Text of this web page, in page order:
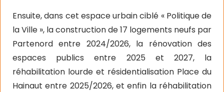
Ensuite, dans cet espace urbain ciblé « Politique de
la Ville », la construction de 17 logements neufs par
Partenord entre 2024/2026, la rénovation des
espaces publics entre 2025 et 2027, la
réhabilitation lourde et résidentialisation Place du
Hainaut entre 2025/2026, et enfin la réhabilitation